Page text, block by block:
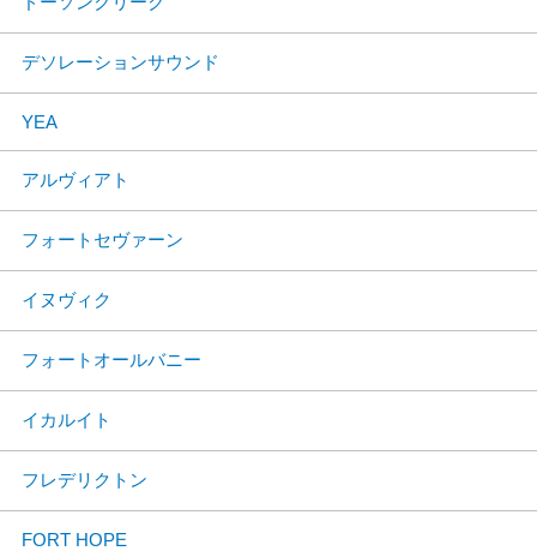
デソレーションサウンド
YEA
アルヴィアト
フォートセヴァーン
イヌヴィク
フォートオールバニー
イカルイト
フレデリクトン
FORT HOPE